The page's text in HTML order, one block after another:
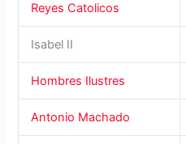
Reyes Catolicos
Isabel II
Hombres Ilustres
Antonio Machado